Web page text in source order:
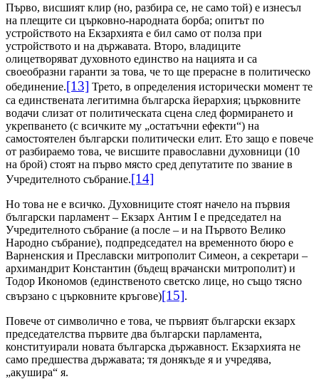
Първо, висшият клир (но, разбира се, не само той) е изнесъл
на плещите си църковно-народната борба; опитът по
устройството на Екзархията е бил само от полза при
устройството и на държавата. Второ, владиците
олицетворяват духовното единство на нацията и са
своеобразни гаранти за това, че то ще прерасне в политическо
обединение.[13] Трето, в определения исторически момент те
са единствената легитимна българска йерархия; църковните
водачи слизат от политическата сцена след формирането и
укрепването (с всичките му „остатъчни ефекти“) на
самостоятелен български политически елит. Ето защо е повече
от разбираемо това, че висшите православни духовници (10
на брой) стоят на първо място сред депутатите по звание в
Учредителното събрание.[14]
Но това не е всичко. Духовниците стоят начело на първия
български парламент – Екзарх Антим I е председател на
Учредителното събрание (а после – и на Първото Велико
Народно събрание), подпредседател на временното бюро е
Варненския и Преславски митрополит Симеон, а секретари –
архимандрит Константин (бъдещ врачански митрополит) и
Тодор Икономов (единственото светско лице, но също тясно
свързано с църковните кръгове)[15].
Повече от символично е това, че първият български екзарх
председателства първите два български парламента,
конституирали новата българска държавност. Екзархията не
само предшества държавата; тя донякъде я и учредява,
„акушира“ я.